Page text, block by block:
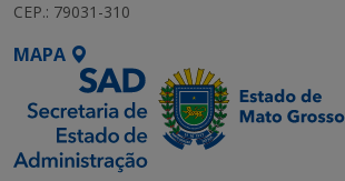
CEP.: 79031-310
MAPA